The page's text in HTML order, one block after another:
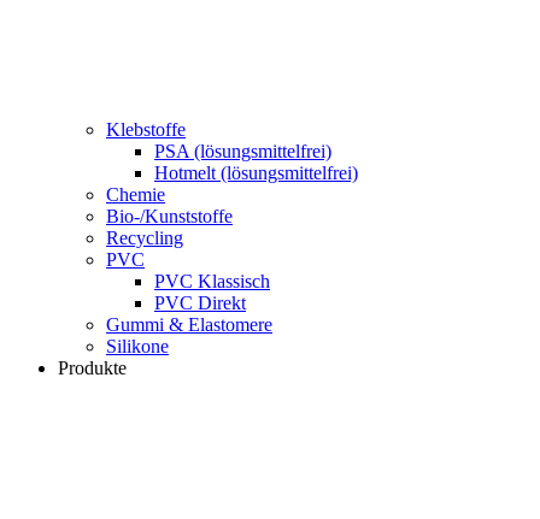
Klebstoffe
PSA (lösungsmittelfrei)
Hotmelt (lösungsmittelfrei)
Chemie
Bio-/Kunststoffe
Recycling
PVC
PVC Klassisch
PVC Direkt
Gummi & Elastomere
Silikone
Produkte